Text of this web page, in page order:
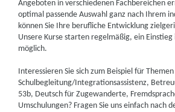
Angeboten in verschiedenen Fachbereichen
optimal passende Auswahl ganz nach Ihrem
können Sie Ihre berufliche Entwicklung
Unsere Kurse starten regelmäßig, ein
möglich.
Interessieren Sie sich zum Beispiel für
Schulbegleitung/Integrationsassistenz,
53b, Deutsch für Zugewanderte,
Umschulungen? Fragen Sie uns einfach nach